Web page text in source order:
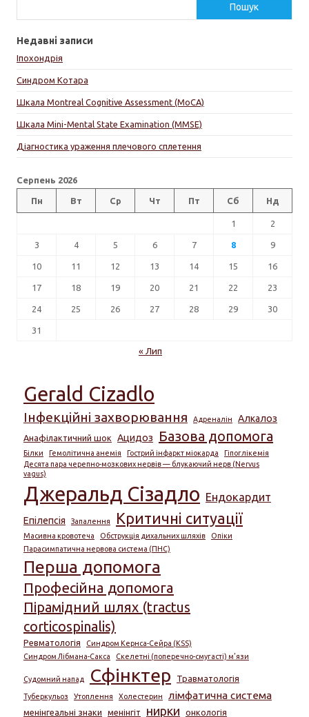
Пошук
Недавні записи
Іпохондрія
Синдром Котара
Шкала Montreal Cognitive Assessment (MoCA)
Шкала Mini-Mental State Examination (MMSE)
Діагностика ураження плечового сплетення
Серпень 2026
Пн Вт Ср Чт Пт Сб Нд
1 2
3 4 5 6 7 8 9
10 11 12 13 14 15 16
17 18 19 20 21 22 23
24 25 26 27 28 29 30
31
« Лип
Gerald Cizadlo
Інфекційні захворювання Адреналін Алкалоз
Анафілактичний шок Ацидоз Базова допомога
Білки Гемолітична анемія Гострий інфаркт міокарда
Гіпоглікемія
Десята пара черепно-мозкових нервів — блукаючий нерв (Nervus
vagus)
Джеральд Сізадло Ендокардит
Епілепсія Запалення Критичні ситуації
Масивна кровотеча Обструкція дихальних шляхів
Опіки
Парасимпатична нервова система (ПНС)
Перша допомога
Професійна допомога
Пірамідний шлях (tractus
corticospinalis)
Ревматологія
Синдром Кернса-Сейра (KSS)
Синдром Лібмана-Сакса
Скелетні (поперечно-смугасті) м’язи
Судомний напад Сфінктер Травматологія
Туберкульоз Утоплення Холестерин лімфатична система
менінгеальні знаки менінгіт нирки онкологія